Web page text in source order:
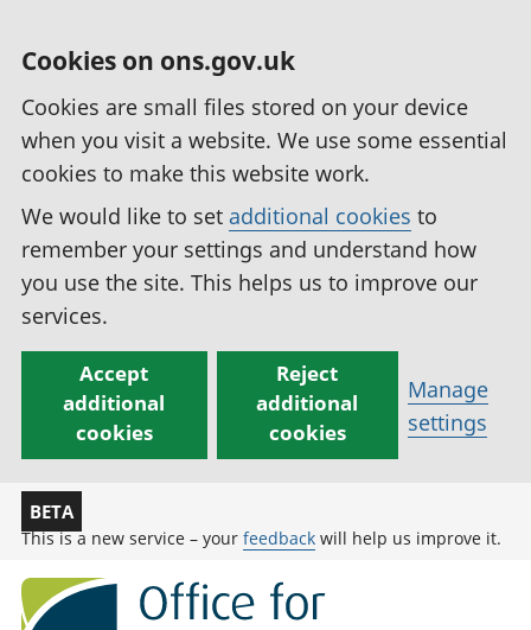
Cookies on ons.gov.uk
Cookies are small files stored on your device
when you visit a website. We use some essential
cookies to make this website work.
We would like to set additional cookies to
remember your settings and understand how
you use the site. This helps us to improve our
services.
Accept
additional
cookies
Reject
additional
cookies
Manage
settings
BETA
This is a new service – your feedback will help us improve it.